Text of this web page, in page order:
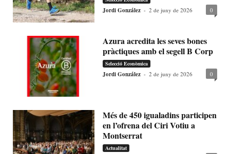
Jordi González - 2 de juny de 2026 0
Azura acredita les seves bones
pràctiques amb el segell B Corp
Selecció Econòmica
Jordi González - 2 de juny de 2026 0
Més de 450 igualadins participen
en l’ofrena del Ciri Votiu a
Montserrat
Actualitat